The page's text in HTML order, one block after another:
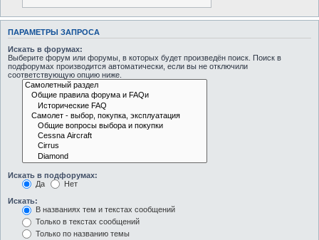
ПАРАМЕТРЫ ЗАПРОСА
Искать в форумах:
Выберите форум или форумы, в которых будет произведён поиск. Поиск в
подфорумах производится автоматически, если вы не отключили
соответствующую опцию ниже.
Искать в подфорумах:
Да
Нет
Искать:
В названиях тем и текстах сообщений
Только в текстах сообщений
Только по названию темы